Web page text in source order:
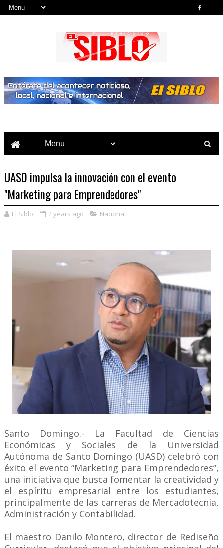
UASD impulsa la innovación con el evento
"Marketing para Emprendedores"
El Siblo 2 years ago Nacional
Santo Domingo.- La Facultad de Ciencias
Económicas y Sociales de la Universidad
Autónoma de Santo Domingo (UASD) celebró con
éxito el evento “Marketing para Emprendedores”,
una iniciativa que busca fomentar la creatividad y
el espíritu empresarial entre los estudiantes,
principalmente de las carreras de Mercadotecnia,
Administración y Contabilidad.
El maestro Danilo Montero, director de Rediseño